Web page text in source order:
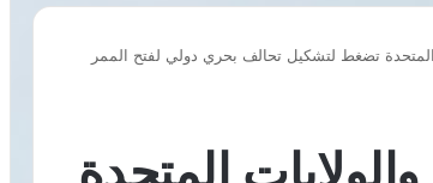
تضغط لتشكيل تحالف بحري دولي لفتح الممر
الحرب
الأمريكية